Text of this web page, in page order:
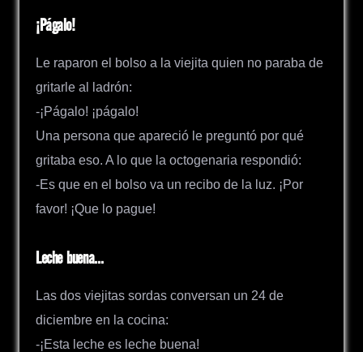
¡Págalo!
Le raparon el bolso a la viejita quien no paraba de
gritarle al ladrón:
-¡Págalo! ¡págalo!
Una persona que apareció le preguntó por qué
gritaba eso. A lo que la octogenaria respondió:
-Es que en el bolso va un recibo de la luz. ¡Por
favor! ¡Que lo pague!
Leche buena…
Las dos viejitas sordas conversan un 24 de
diciembre en la cocina:
-¡Esta leche es leche buena!